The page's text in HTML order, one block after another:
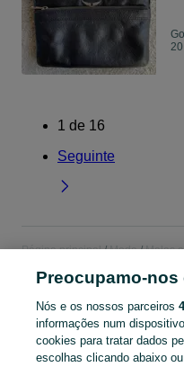
1 de 16
Seguinte
Página principal Moda Malas
CATEGORIA
Preocupamo-
Nós e os nossos parceiros
informações num
cookies para tratar dados
escolhas clicando abaixo